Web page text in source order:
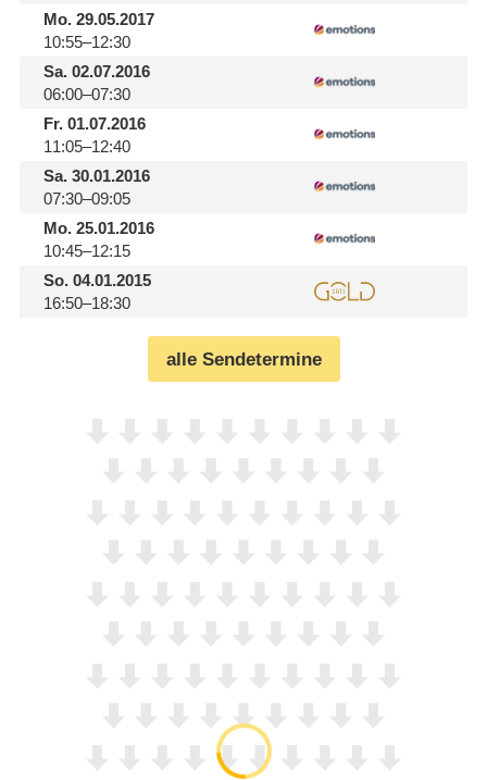
Mo.29.05.2017
10:55–12:30
Sa.02.07.2016
06:00–07:30
Fr.01.07.2016
11:05–12:40
Sa.30.01.2016
07:30–09:05
Mo.25.01.2016
10:45–12:15
So.04.01.2015
16:50–18:30
alle Sendetermine